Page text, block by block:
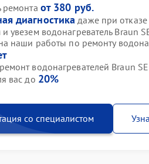
ремонта от 380 руб.
диагностика даже при отказе
увезем водонагреватель Braun
наши работы по ремонту
водонагревателей Braun
вас до 20%
со специалистом